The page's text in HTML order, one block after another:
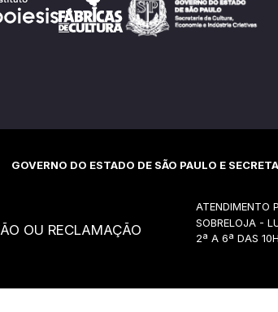
GOVERNO DO ESTADO DE SÃO PAULO E
OU RECLAMAÇÃO
ATENDIMENTO
SOBRELOJA -
2ª A 6ª DAS